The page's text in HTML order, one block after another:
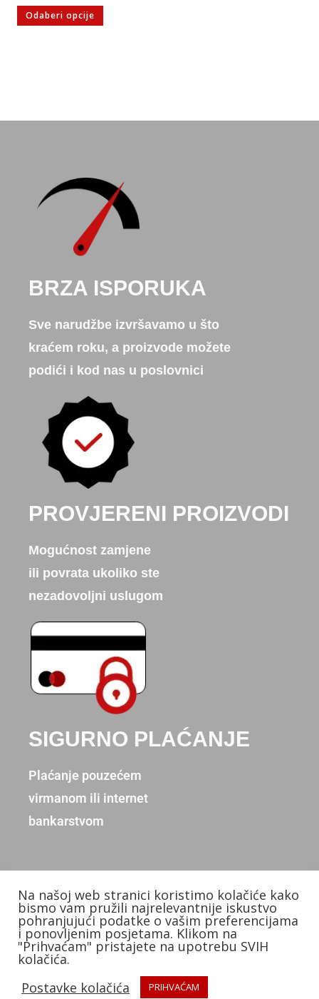
Odaberi opcije
BRZA ISPORUKA
Sve narudžbe izvršavamo u što
kraćem roku, a proizvode možete
podići i kod nas u poslovnici
PROVJERENI PROIZVODI
Mogućnost zamjene
ili povrata ukoliko ste
nezadovoljni uslugom
SIGURNO PLAĆANJE
Plaćanje pouzećem
virmanom ili internet
bankarstvom
Copyright © 2026. Donum d.o.o.
Izradio: KB Studios
Na našoj web stranici koristimo kolačiće kako
bismo vam pružili najrelevantnije iskustvo
pohranjujući podatke o vašim preferencijama
i ponovljenim posjetama. Klikom na
"Prihvaćam" pristajete na upotrebu SVIH
kolačića.
Postavke kolačića
PRIHVAĆAM